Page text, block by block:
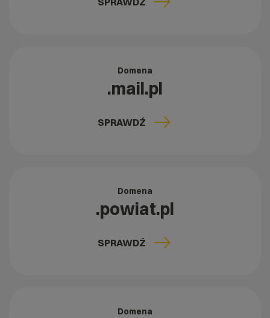
Domena
.mail.pl
SPRAWDŹ
Domena
.powiat.pl
SPRAWDŹ
Domena